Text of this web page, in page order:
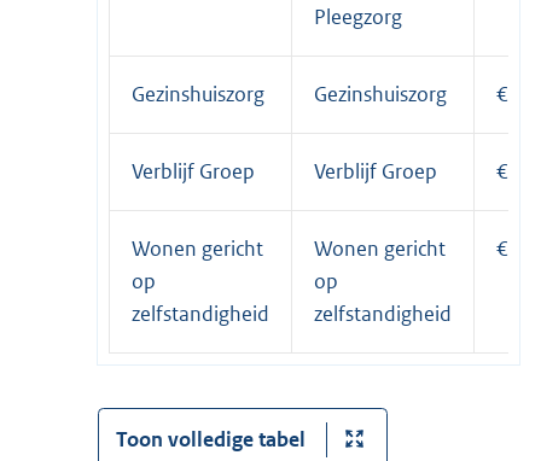
Pleegzorg
Gezinshuiszorg Gezinshuiszorg €
Verblijf Groep Verblijf Groep €
Wonen gericht
op
zelfstandigheid
Wonen gericht
op
zelfstandigheid
€
Toon volledige tabel